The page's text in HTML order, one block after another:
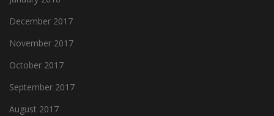
December 2017
November 2017
October 2017
September 2017
August 2017